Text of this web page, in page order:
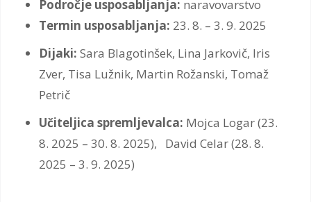
Področje usposabljanja: naravovarstvo
Termin usposabljanja: 23. 8. – 3. 9. 2025
Dijaki: Sara Blagotinšek, Lina Jarkovič, Iris
Zver, Tisa Lužnik, Martin Rožanski, Tomaž
Petrič
Učiteljica spremljevalca: Mojca Logar (23.
8. 2025 – 30. 8. 2025), David Celar (28. 8.
2025 – 3. 9. 2025)